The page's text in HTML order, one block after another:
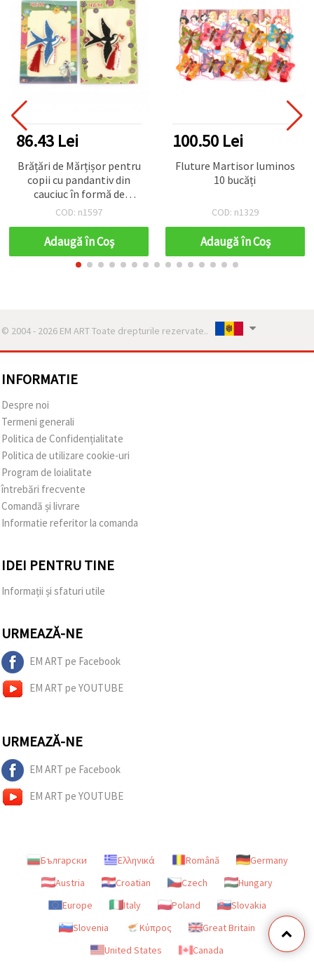
86.43 Lei
Brățări de Mărțișor pentru
copii cu pandantiv din
cauciuc în formă de
rândunică – Set de 10
COD: n1597
Adaugă în Coş
100.50 Lei
Fluture Martisor luminos
10 bucăți
COD: n1329
Adaugă în Coş
© 2004 - 2026 EM ART Toate drepturile rezervate..
INFORMATIE
Despre noi
Termeni generali
Politica de Confidențialitate
Politica de utilizare cookie-uri
Program de loialitate
întrebări frecvente
Comandă și livrare
Informatie referitor la comanda
IDEI PENTRU TINE
Informații și sfaturi utile
URMEAZĂ-NE
EM ART pe Facebook
EM ART pe YOUTUBE
URMEAZĂ-NE
EM ART pe Facebook
EM ART pe YOUTUBE
Български Ελληνικά Română
Germany
Austria
Croatian Czech
Hungary
Europe
Italy Poland
Slovakia
Slovenia
Κύπρος
Great Britain
United States
Canada